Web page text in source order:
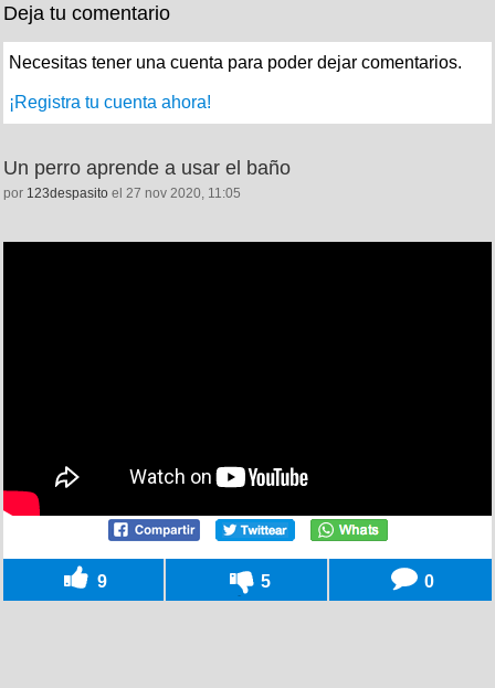
Deja tu comentario
Necesitas tener una cuenta para poder dejar comentarios.
¡Registra tu cuenta ahora!
Un perro aprende a usar el baño
por 123despasito el 27 nov 2020, 11:05
9 5 0